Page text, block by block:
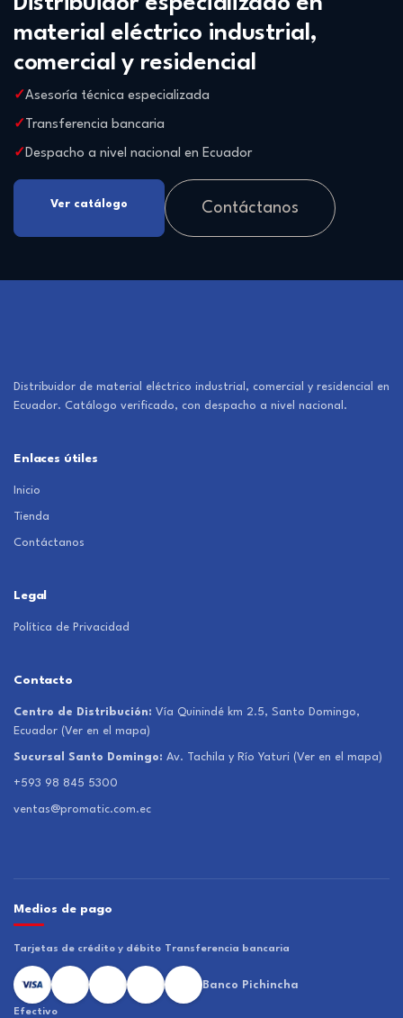
material eléctrico industrial,
comercial y residencial
Asesoría técnica especializada
Transferencia bancaria
Despacho a nivel nacional en Ecuador
Ver catálogo Contáctanos
Distribuidor de material eléctrico industrial, comercial y residencial en
Ecuador. Catálogo verificado, con despacho a nivel nacional.
Enlaces útiles
Inicio
Tienda
Contáctanos
Legal
Política de Privacidad
Contacto
Centro de Distribución: Vía Quinindé km 2.5, Santo Domingo,
Ecuador (Ver en el mapa)
Sucursal Santo Domingo: Av. Tachila y Río Yaturi (Ver en el mapa)
+593 98 845 5300
ventas@promatic.com.ec
Medios de pago
Tarjetas de crédito y débito Transferencia bancaria
Banco Pichincha
Efectivo